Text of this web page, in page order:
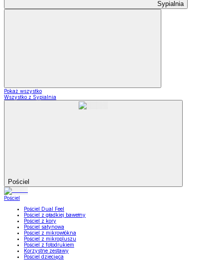
Sypialnia
Pokaż wszystko
Wszystko z Sypialnia
Pościel
Pościel
Pościel Dual Feel
Pościel z gładkiej bawełny
Pościel z kory
Pościel satynowa
Pościel z mikrowłókna
Pościel z mikropluszu
Pościel z fotodrukiem
Korzystne zestawy
Pościel dziecięca